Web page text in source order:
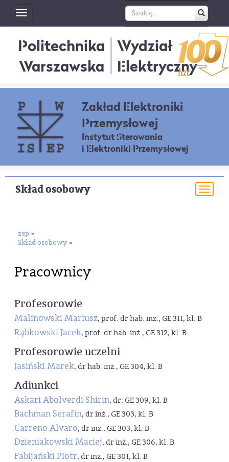
Toggle
navigation
Politechnika
Warszawska
Wydział
Elektryczny
Zakład Elektroniki
Przemysłowej
Instytut Sterowania
i Elektroniki Przemysłowej
Skład osobowy
zep »
Skład osobowy »
Pracownicy
Profesorowie
Malinowski Mariusz, prof. dr hab. inż., GE 311, kl. B
Rąbkowski Jacek, prof. dr hab. inż., GE 312, kl. B
Profesorowie uczelni
Jasiński Marek, dr hab. inż., GE 304, kl. B
Adiunkci
Askari Abolverdi Shirin, dr, GE 309, kl. B
Bachman Serafin, dr inż., GE 303, kl. B
Carreno Alvaro, dr inż., GE 303, kl. B
Dzieniakowski Maciej, dr inż., GE 306, kl. B
Fabijański Piotr, dr inż., GE 301, kl. B